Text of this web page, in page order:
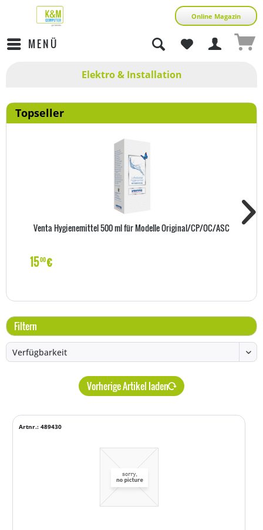
Online Magazin
MENÜ
Elektro & Installation
Topseller
Venta Hygienemittel 500 ml für Modelle Original/CP/OC/ASC
1500€
Filtern
Vorherige Artikel laden
Artnr.: 489430